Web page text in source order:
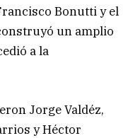
Bonutti y el
un amplio
a la
Jorge Valdéz,
y Héctor